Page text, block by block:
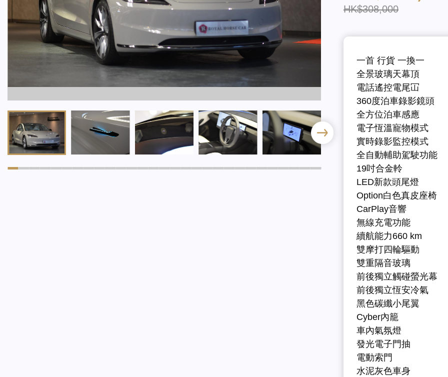
HK$308,000
一首 行貨 一換一
全景玻璃天幕頂
電話遙控電尾冚
360度泊車錄影鏡頭
全方位泊車感應
電子恆溫寵物模式
實時錄影監控模式
全自動輔助駕駛功能
19吋合金軨
LED新款頭尾燈
Option白色真皮座椅
CarPlay音響
無線充電功能
續航能力660 km
雙摩打四輪驅動
雙重隔音玻璃
前後獨立觸碰螢光幕
前後獨立恆安冷氣
黑色碳纖小尾翼
Cyber內籠
車內氣氛燈
發光電子門抽
電動索門
水泥灰色車身